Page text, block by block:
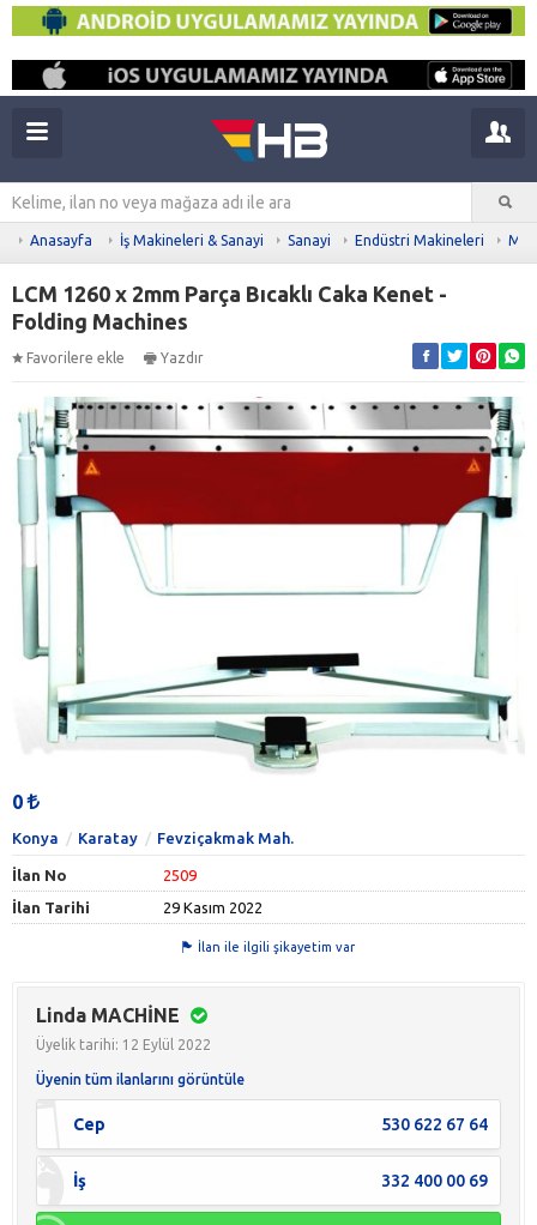
Anasayfa İş Makineleri & Sanayi Sanayi Endüstri Makineleri
LCM 1260 x 2mm Parça Bıcaklı Caka Kenet -
Folding Machines
Favorilere ekle Yazdır
0
Konya Karatay Fevziçakmak Mah.
İlan No
2509
İlan Tarihi
29 Kasım 2022
İlan ile ilgili şikayetim var
Linda MACHİNE
Üyelik tarihi: 12 Eylül 2022
Üyenin tüm ilanlarını görüntüle
Cep 530 622 67 64
İş 332 400 00 69